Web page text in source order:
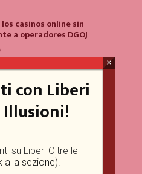
casinos online sin
a operadores DGOJ
for WordPress
for WordPress
con Liberi
su Liberi Oltre le
alla sezione).
×